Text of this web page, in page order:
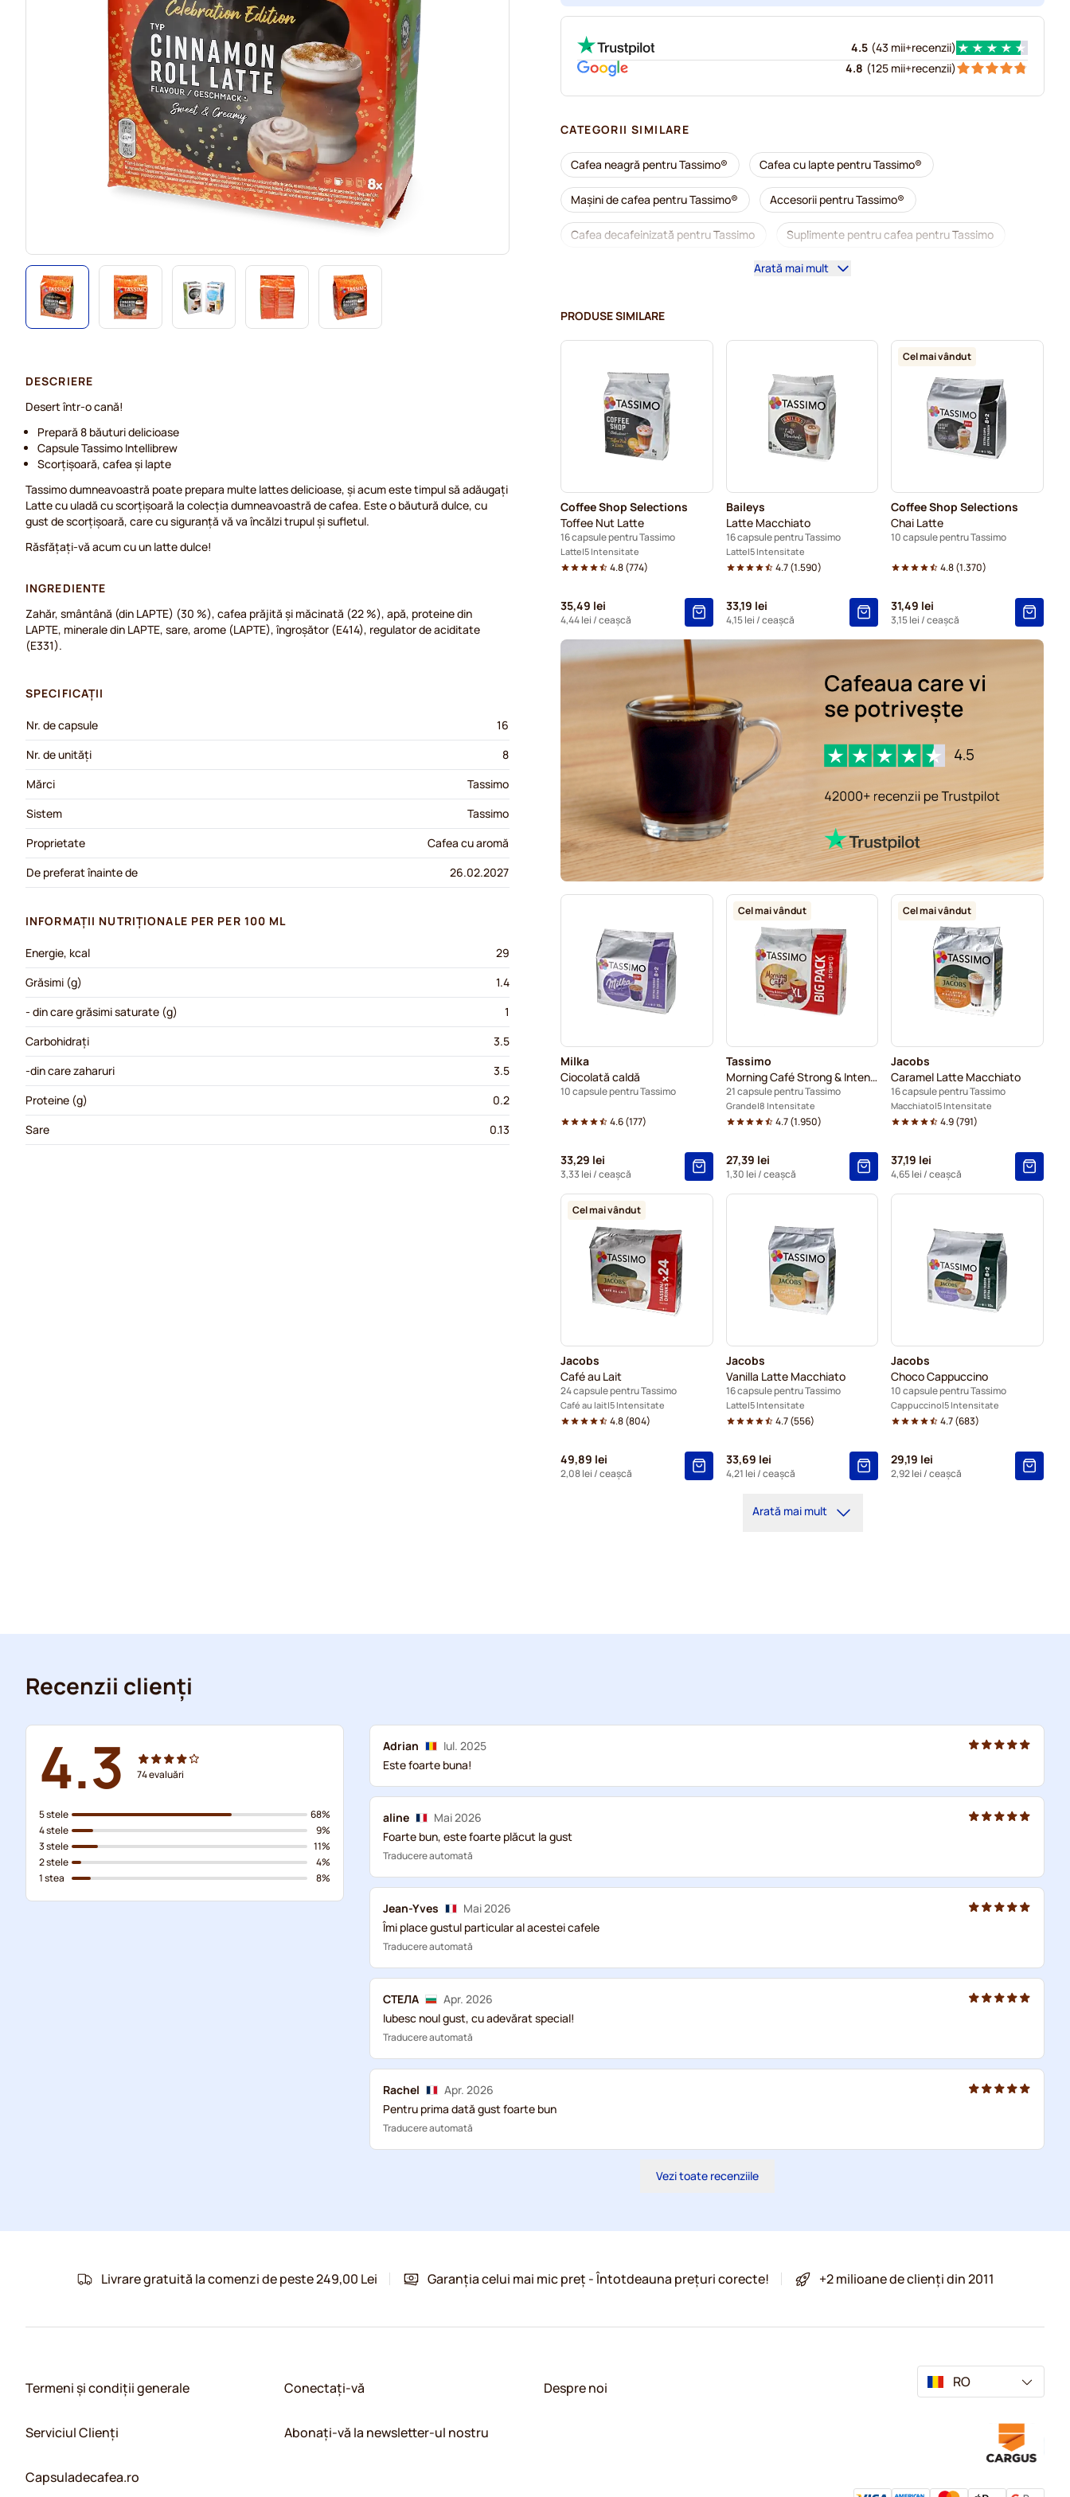
4.5 (43 mii+recenzii)
4.8 (125 mii+recenzii)
CATEGORII SIMILARE
Cafea neagră pentru Tassimo® Cafea cu lapte pentru Tassimo®
Mașini de cafea pentru Tassimo® Accesorii pentru Tassimo®
Cafea decafeinizată pentru Tassimo Suplimente pentru cafea pentru Tassimo
Detartrare și întreținere pentru Tassimo Capsule cafea L'OR pentru Tassimo
Capsule cafea Friele pentru Tassimo Capsule cafea Marcilla pentru Tassimo
Pentru Tassimo® Ciocolată caldă și ceai pentru Tassimo®
Capsule cafea Gevalia pentru Tassimo
Arată mai mult
PRODUSE SIMILARE
Coffee Shop Selections
Toffee Nut Latte
16 capsule pentru Tassimo
Latte 5 Intensitate
4.8(774)
35,49 lei
4,44 lei / ceașcă
Baileys
Latte Macchiato
16 capsule pentru Tassimo
Latte 5 Intensitate
4.7(1.590)
33,19 lei
4,15 lei / ceașcă
Cel mai vândut
Coffee Shop Selections
Chai Latte
10 capsule pentru Tassimo
4.8(1.370)
31,49 lei
3,15 lei / ceașcă
Milka
Ciocolată caldă
10 capsule pentru Tassimo
4.6(177)
33,29 lei
3,33 lei / ceașcă
Cel mai vândut
Tassimo
Morning Café Strong & Intense XL
21 capsule pentru Tassimo
Grande 8 Intensitate
4.7(1.950)
27,39 lei
1,30 lei / ceașcă
Cel mai vândut
Jacobs
Caramel Latte Macchiato
16 capsule pentru Tassimo
Macchiato 5 Intensitate
4.9(791)
37,19 lei
4,65 lei / ceașcă
Cel mai vândut
Jacobs
Café au Lait
24 capsule pentru Tassimo
Café au lait 5 Intensitate
4.8(804)
49,89 lei
2,08 lei / ceașcă
Jacobs
Vanilla Latte Macchiato
16 capsule pentru Tassimo
Latte 5 Intensitate
4.7(556)
33,69 lei
4,21 lei / ceașcă
Jacobs
Choco Cappuccino
10 capsule pentru Tassimo
Cappuccino 5 Intensitate
4.7(683)
29,19 lei
2,92 lei / ceașcă
Arată mai mult
DESCRIERE
Desert într-o cană!
Prepară 8 băuturi delicioase
Capsule Tassimo Intellibrew
Scorțișoară, cafea și lapte
Tassimo dumneavoastră poate prepara multe lattes delicioase, și acum este timpul să adăugați
Latte cu uladă cu scorțișoară la colecția dumneavoastră de cafea. Este o băutură dulce, cu
gust de scorțișoară, care cu siguranță vă va încălzi trupul și sufletul.
Răsfățați-vă acum cu un latte dulce!
INGREDIENTE
Zahăr, smântână (din LAPTE) (30 %), cafea prăjită și măcinată (22 %), apă, proteine din
LAPTE, minerale din LAPTE, sare, arome (LAPTE), îngroșător (E414), regulator de aciditate
(E331).
SPECIFICAȚII
Nr. de capsule
16
Nr. de unități
8
Mărci
Tassimo
Sistem
Tassimo
Proprietate
Cafea cu aromă
De preferat înainte de
26.02.2027
INFORMAȚII NUTRIȚIONALE PER PER 100 ML
Energie, kcal
29
Grăsimi (g)
1.4
- din care grăsimi saturate (g)
1
Carbohidrați
3.5
-din care zaharuri
3.5
Proteine (g)
0.2
Sare
0.13
Recenzii clienți
4.3 74evaluări
5 stele
4 stele
3 stele
2 stele
1 stea
68%
9%
11%
4%
8%
Adrian
Iul. 2025
Este foarte buna!
aline
Mai 2026
Foarte bun, este foarte plăcut la gust
Traducere automată
Jean-Yves
Mai 2026
Îmi place gustul particular al acestei cafele
Traducere automată
СТЕЛА
Apr. 2026
Iubesc noul gust, cu adevărat special!
Traducere automată
Rachel
Apr. 2026
Pentru prima dată gust foarte bun
Traducere automată
Vezi toate recenziile
Livrare gratuită la comenzi de peste 249,00 Lei Garanția celui mai mic preț - Întotdeauna prețuri corecte! +2 milioane de clienți din 2011
Termeni și condiții generale
Serviciul Clienți
Capsuladecafea.ro
Conectați-vă
Abonați-vă la newsletter-ul nostru
Despre noi RO